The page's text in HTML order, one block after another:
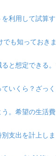
利用して試算
でも知っておき
と想定できる
いくら？ざっ
。希望の生活
支出を計上し